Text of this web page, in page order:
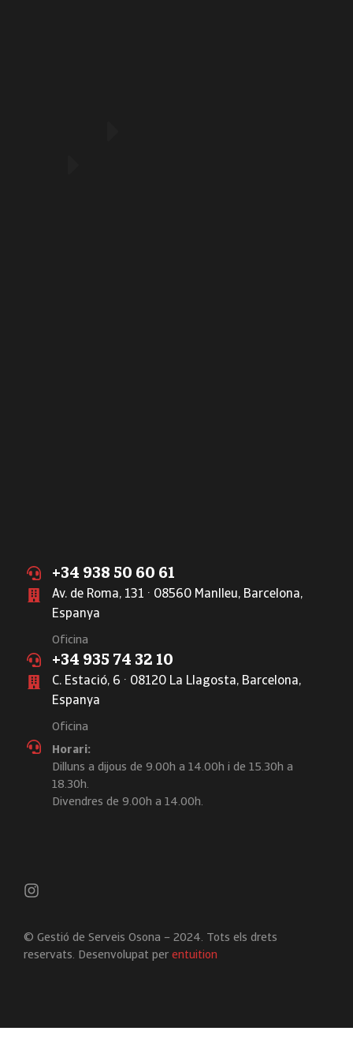
+34 938 50 60 61
Av. de Roma, 131 · 08560 Manlleu, Barcelona,
Espanya
Oficina
+34 935 74 32 10
C. Estació, 6 · 08120 La Llagosta, Barcelona,
Espanya
Oficina
Horari:
Dilluns a dijous de 9.00h a 14.00h i de 15.30h a
18.30h.
Divendres de 9.00h a 14.00h.
© Gestió de Serveis Osona – 2024. Tots els drets
reservats. Desenvolupat per entuition